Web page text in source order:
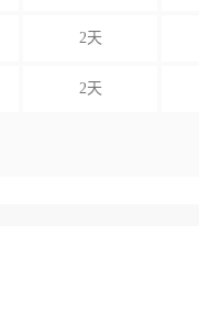
2天
2天